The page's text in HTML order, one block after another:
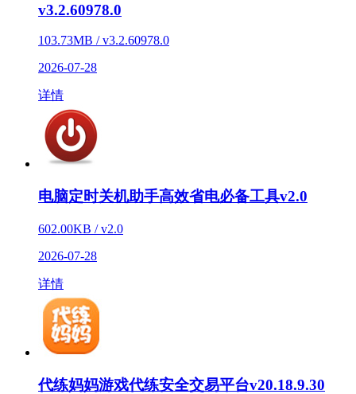
v3.2.60978.0
103.73MB / v3.2.60978.0
2026-07-28
详情
电脑定时关机助手高效省电必备工具v2.0
602.00KB / v2.0
2026-07-28
详情
代练妈妈游戏代练安全交易平台v20.18.9.30